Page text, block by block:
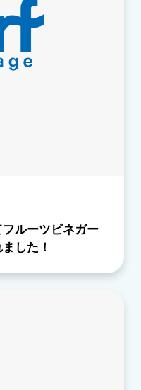
フルーツビネガー
した！